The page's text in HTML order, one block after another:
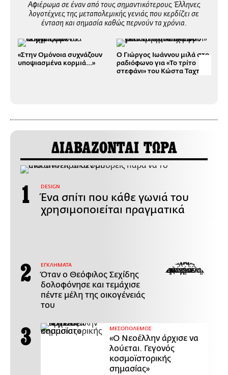
Αφιέρωμα σε έναν από τους σημαντικότερους Έλληνες
λογοτέχνες της μεταπολεμικής γενιάς που κερδίζει σε
ένταση και σημασία καθώς περνούν τα χρόνια.
«Στην Ομόνοια συχνάζουν
υποψιασμένα κορμιά...»
Ο Γιώργος Ιωάννου μιλά στο
ραδιόφωνο για «Το τρίτο
στεφάνι» του Κώστα Ταχτσή
ΔΙΑΒΑΖΟΝΤΑΙ ΤΩΡΑ
DESIGN
Ένα σπίτι που κάθε γωνιά του
χρησιμοποιείται πραγματικά
ΕΓΚΛΗΜΑΤΑ
Όταν ο Θεόφιλος Σεχίδης
δολοφόνησε και τεμάχισε
πέντε μέλη της οικογένειάς
του
ΜΕΣΟΠΟΛΕΜΟΣ
«Ο Νεοέλλην άρχισε να
λούεται. Γεγονός
κοσμοϊστορικής
σημασίας»